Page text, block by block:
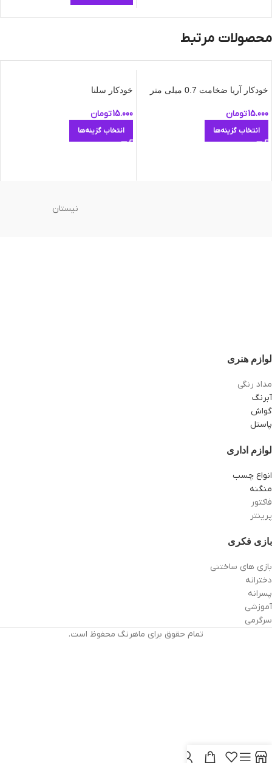
محصولات مرتبط
خودکار آریا ضخامت 0.7 میلی متر
15.000تومان
انتخاب گزینه‌ها
خودکار سلنا
15.000تومان
انتخاب گزینه‌ها
نیستان
لوازم هنری
مداد رنگی
آبرنگ
گواش
پاستل
لوازم اداری
انواع چسب
منگنه
فاکتور
پرینتر
بازی فکری
بازی های ساختنی
دخترانه
پسرانه
آموزشی
سرگرمی
تمام حقوق برای ماهرنگ محفوظ است.